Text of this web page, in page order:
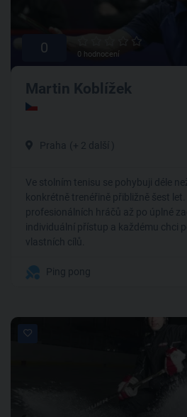
0 0 hodnocení
Martin Koblížek
Praha (+ 2 další )
Ve stolním tenisu se pohybuji déle
konkrétně trenéřině přibližně šest
profesionálních hráčů až po úplné
individuální přístup a každému chci
vlastních cílů.
Ping pong